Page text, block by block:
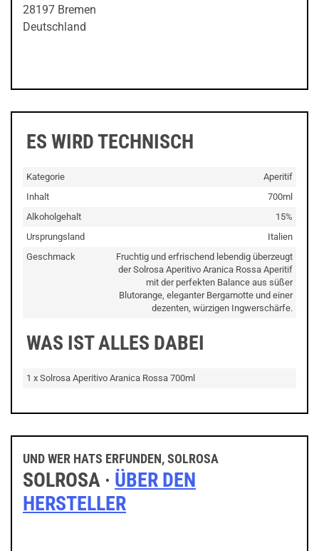
28197 Bremen
Deutschland
ES WIRD TECHNISCH
Kategorie
Aperitif
Inhalt
700ml
Alkoholgehalt
15%
Ursprungsland
Italien
Geschmack
Fruchtig und erfrischend lebendig überzeugt
der Solrosa Aperitivo Aranica Rossa Aperitif
mit der perfekten Balance aus süßer
Blutorange, eleganter Bergamotte und einer
dezenten, würzigen Ingwerschärfe.
WAS IST ALLES DABEI
1 x Solrosa Aperitivo Aranica Rossa 700ml
UND WER HATS ERFUNDEN, SOLROSA
SOLROSA · ÜBER DEN
HERSTELLER